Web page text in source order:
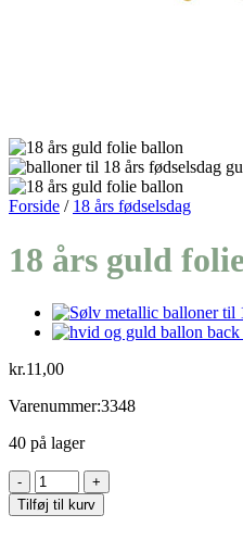
Forside / 18 års fødselsdag
18 års guld
kr.11,00
Varenummer:3348
40 på lager
18
års
guld
Tilføj til kurv